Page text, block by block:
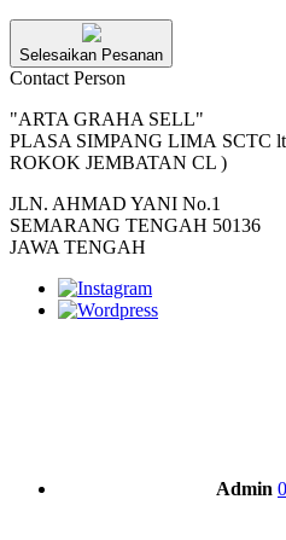
Selesaikan Pesanan
Contact Person
"ARTA GRAHA SELL"
PLASA SIMPANG LIMA SCTC
ROKOK JEMBATAN CL )
JLN. AHMAD YANI No.1
SEMARANG TENGAH 50136
JAWA TENGAH
Admin